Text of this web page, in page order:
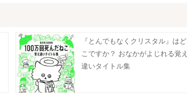
『とんでもなくクリスタル』はど
こですか？ おなかがよじれる覚え
違いタイトル集